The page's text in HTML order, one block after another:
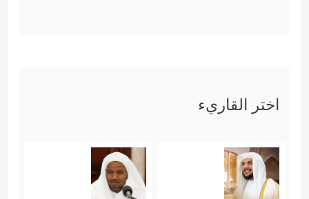
قُلۡ أَنزَلَهُ ٱلَّذِی یَعۡلَمُ ٱلسِّرَّ فِی ٱلسَّمَـٰوَ ٰ⁠تِ وَٱلۡأَرۡضِۚ إِنَّهُۥ
رابعًا: إنَّ الموقف مِن الرسول الخاتم
اختر القاريء